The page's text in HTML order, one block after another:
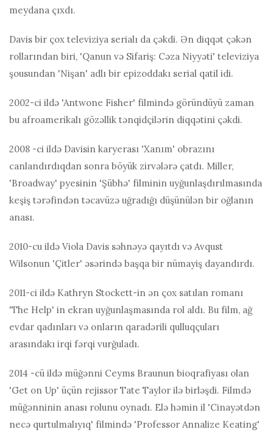
meydana çıxdı.
Davis bir çox televiziya serialı da çəkdi. Ən diqqət çəkən
rollarından biri, 'Qanun və Sifariş: Cəza Niyyəti' televiziya
şousundan 'Nişan' adlı bir epizoddakı serial qatil idi.
2002-ci ildə 'Antwone Fisher' filmində göründüyü zaman
bu afroamerikalı gözəllik tənqidçilərin diqqətini çəkdi.
2008 -ci ildə Davisin karyerası 'Xanım' obrazını
canlandırdıqdan sonra böyük zirvələrə çatdı. Miller,
'Broadway' pyesinin 'Şübhə' filminin uyğunlaşdırılmasında
keşiş tərəfindən təcavüzə uğradığı düşünülən bir oğlanın
anası.
2010-cu ildə Viola Davis səhnəyə qayıtdı və Avqust
Wilsonun 'Çitler' əsərində başqa bir nümayiş dayandırdı.
2011-ci ildə Kathryn Stockett-in ən çox satılan romanı
'The Help' in ekran uyğunlaşmasında rol aldı. Bu film, ağ
evdar qadınları və onların qaradərili qulluqçuları
arasındakı irqi fərqi vurğuladı.
2014 -cü ildə müğənni Ceyms Braunun bioqrafiyası olan
'Get on Up' üçün rejissor Tate Taylor ilə birləşdi. Filmdə
müğənninin anası rolunu oynadı. Elə həmin il 'Cinayətdən
necə qurtulmalıyıq' filmində 'Professor Annalize Keating'